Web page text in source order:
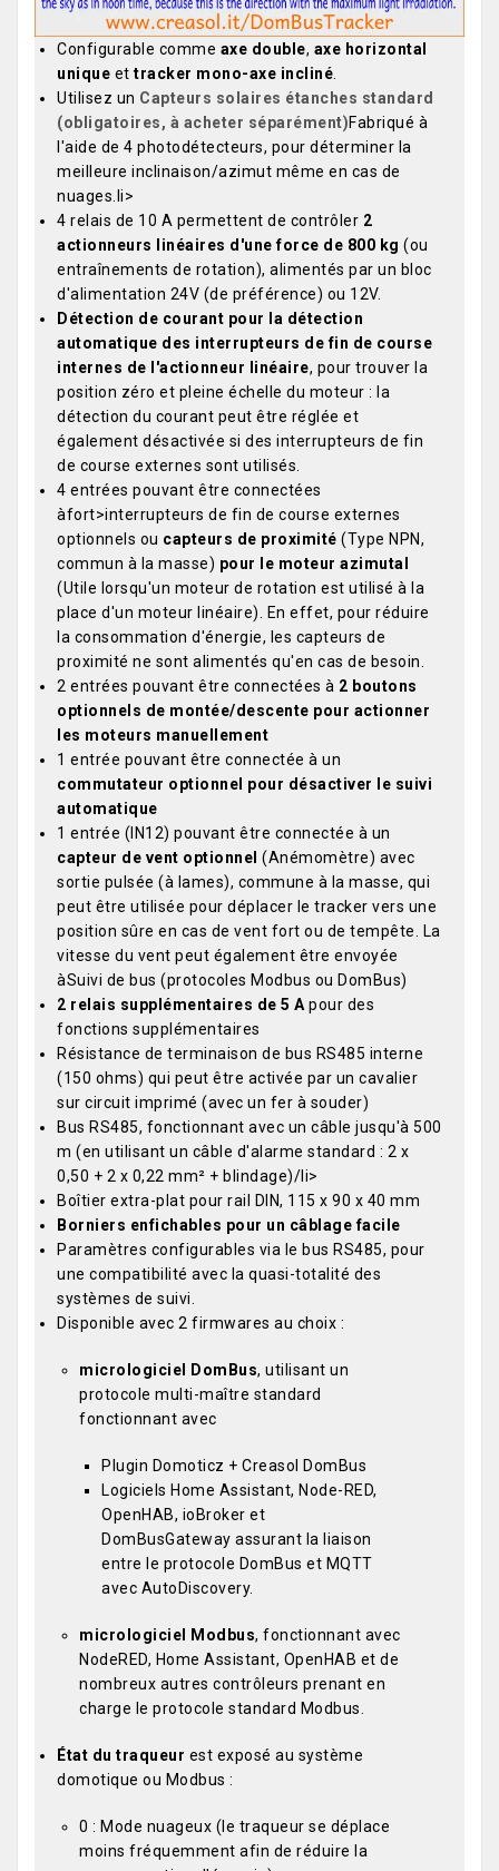
Configurable comme axe double, axe horizontal
unique et tracker mono-axe incliné
Utilisez un Capteurs solaires étanches standard
(obligatoires, à acheter séparément)Fabriqué à
l'aide de 4 photodétecteurs, pour déterminer la
meilleure inclinaison/azimut même en cas de
nuages.li>
4 relais de 10 A permettent de contrôler 2
actionneurs linéaires d'une force de 800 kg (ou
entraînements de rotation), alimentés par un bloc
d'alimentation 24V (de préférence) ou 12V.
Détection de courant pour la détection
automatique des interrupteurs de fin de course
internes de l'actionneur linéaire, pour trouver la
position zéro et pleine échelle du moteur : la
détection du courant peut être réglée et
également désactivée si des interrupteurs de fin
de course externes sont utilisés.
4 entrées pouvant être connectées
àfort>interrupteurs de fin de course externes
optionnels ou capteurs de proximité (Type NPN,
commun à la masse) pour le moteur azimutal
(Utile lorsqu'un moteur de rotation est utilisé à la
place d'un moteur linéaire). En effet, pour réduire
la consommation d'énergie, les capteurs de
proximité ne sont alimentés qu'en cas de besoin.
2 entrées pouvant être connectées à 2 boutons
optionnels de montée/descente pour actionner
les moteurs manuellement
1 entrée pouvant être connectée à un
commutateur optionnel pour désactiver le suivi
automatique
1 entrée (IN12) pouvant être connectée à un
capteur de vent optionnel (Anémomètre) avec
sortie pulsée (à lames), commune à la masse, qui
peut être utilisée pour déplacer le tracker vers une
position sûre en cas de vent fort ou de tempête. La
vitesse du vent peut également être envoyée
àSuivi de bus (protocoles Modbus ou DomBus)
2 relais supplémentaires de 5 A pour des
fonctions supplémentaires
Résistance de terminaison de bus RS485 interne
(150 ohms) qui peut être activée par un cavalier
sur circuit imprimé (avec un fer à souder)
Bus RS485, fonctionnant avec un câble jusqu'à 500
m (en utilisant un câble d'alarme standard : 2 x
0,50 + 2 x 0,22 mm² + blindage)/li>
Boîtier extra-plat pour rail DIN, 115 x 90 x 40 mm
Borniers enfichables pour un câblage facile
Paramètres configurables via le bus RS485, pour
une compatibilité avec la quasi-totalité des
systèmes de suivi.
Disponible avec 2 firmwares au choix :
micrologiciel DomBus, utilisant un
protocole multi-maître standard
fonctionnant avec
Plugin Domoticz + Creasol DomBus
Logiciels Home Assistant, Node-RED,
OpenHAB, ioBroker et
DomBusGateway assurant la liaison
entre le protocole DomBus et MQTT
avec AutoDiscovery.
micrologiciel Modbus, fonctionnant avec
NodeRED, Home Assistant, OpenHAB et de
nombreux autres contrôleurs prenant en
charge le protocole standard Modbus.
État du traqueur est exposé au système
domotique ou Modbus :
0 : Mode nuageux (le traqueur se déplace
moins fréquemment afin de réduire la